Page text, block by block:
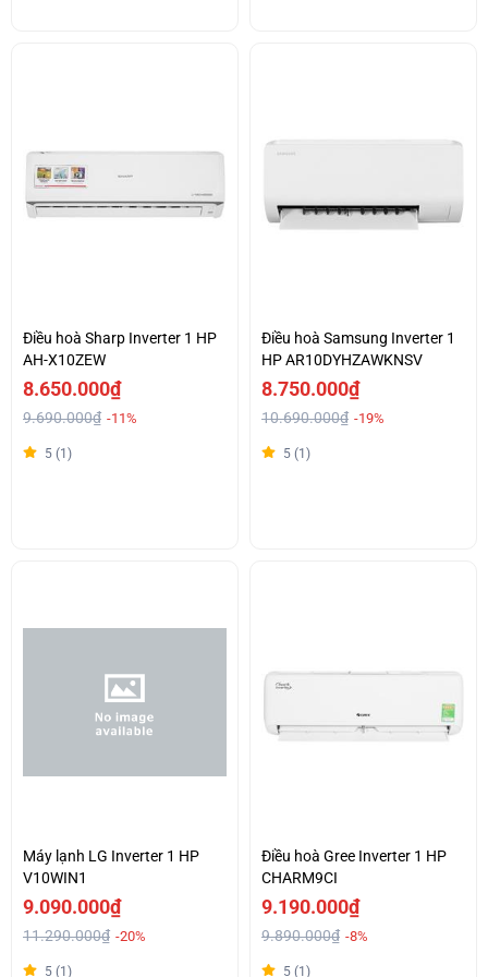
Điều hoà Sharp Inverter 1 HP
AH-X10ZEW
8.650.000₫
9.690.000₫ -11%
5 (1)
Điều hoà Samsung Inverter 1
HP AR10DYHZAWKNSV
8.750.000₫
10.690.000₫ -19%
5 (1)
Máy lạnh LG Inverter 1 HP
V10WIN1
9.090.000₫
11.290.000₫ -20%
5 (1)
Điều hoà Gree Inverter 1 HP
CHARM9CI
9.190.000₫
9.890.000₫ -8%
5 (1)